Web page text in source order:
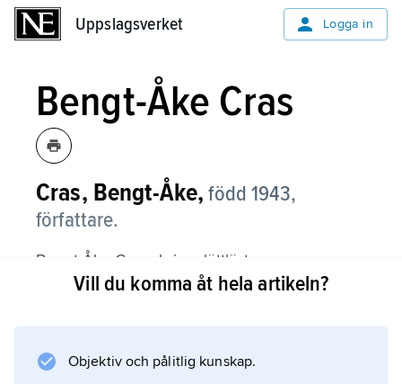
Uppslagsverket Logga in
Bengt-Åke Cras
Cras, Bengt-Åke, född 1943,
författare.
Bengt-Åke Cras skriver lättläst
populärlitteratur för såväl ungdomar som
Vill du komma åt hela artikeln?
Objektiv och pålitlig kunskap.